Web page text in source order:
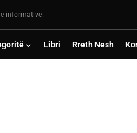
informative.
Libri Rreth Nesh